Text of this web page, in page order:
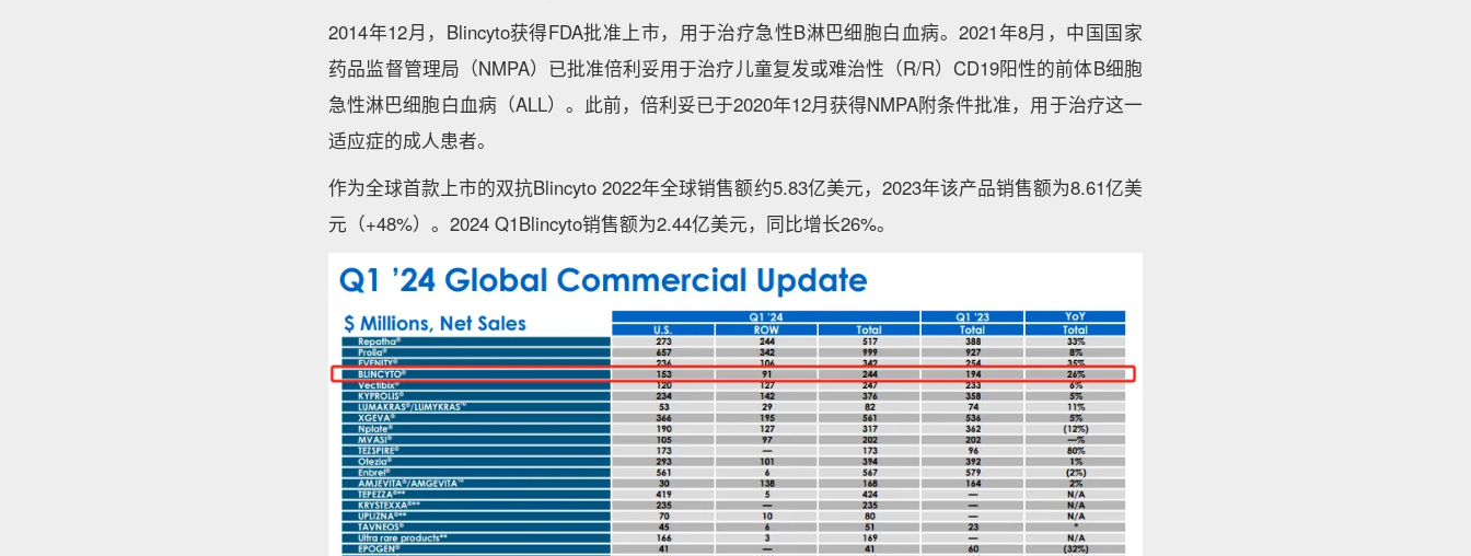
2014年12月，Blincyto获得FDA批准上市，用于治疗急性B淋巴细胞白血病。2021年8月，中国国家
药品监督管理局（NMPA）已批准倍利妥用于治疗儿童复发或难治性（R/R）CD19阳性的前体B细胞
急性淋巴细胞白血病（ALL）。此前，倍利妥已于2020年12月获得NMPA附条件批准，用于治疗这一
适应症的成人患者。
作为全球首款上市的双抗Blincyto 2022年全球销售额约5.83亿美元，2023年该产品销售额为8.61亿美
元（+48%）。2024 Q1Blincyto销售额为2.44亿美元，同比增长26%。